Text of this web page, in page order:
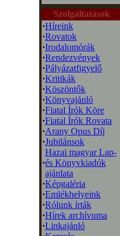
Szolgáltatások
·Híreink
·Rovatok
·Irodalomórák
·Rendezvények
·Pályázatfigyelő
·Kritikák
·Köszöntők
·Könyvajánló
·Fiatal Írók Köre
·Fiatal Írók Rovata
·Arany Opus Díj
·Jubilánsok
·
Hazai magyar Lap-
és Könyvkiadók
ajánlata
·Képgaléria
·Emlékhelyeink
·Rólunk írták
·Hírek archívuma
·Linkajánló